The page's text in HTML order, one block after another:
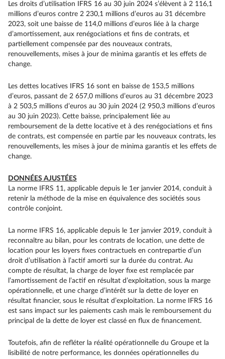
Les droits d’utilisation IFRS 16 au 30 juin 2024 s’élèvent à 2 116,1
millions d’euros contre 2 230,1 millions d’euros au 31 décembre
2023, soit une baisse de 114,0 millions d’euros liée à la charge
d’amortissement, aux renégociations et fins de contrats, et
partiellement compensée par des nouveaux contrats,
renouvellements, mises à jour de minima garantis et les effets de
change.
Les dettes locatives IFRS 16 sont en baisse de 153,5 millions
d’euros, passant de 2 657,0 millions d’euros au 31 décembre 2023
à 2 503,5 millions d’euros au 30 juin 2024 (2 950,3 millions d’euros
au 30 juin 2023). Cette baisse, principalement liée au
remboursement de la dette locative et à des renégociations et fins
de contrats, est compensée en partie par les nouveaux contrats, les
renouvellements, les mises à jour de minima garantis et les effets de
change.
DONNÉES AJUSTÉES
La norme IFRS 11, applicable depuis le 1er janvier 2014, conduit à
retenir la méthode de la mise en équivalence des sociétés sous
contrôle conjoint.
La norme IFRS 16, applicable depuis le 1er janvier 2019, conduit à
reconnaître au bilan, pour les contrats de location, une dette de
location pour les loyers fixes contractuels en contrepartie d’un
droit d’utilisation à l’actif amorti sur la durée du contrat. Au
compte de résultat, la charge de loyer fixe est remplacée par
l’amortissement de l’actif en résultat d’exploitation, sous la marge
opérationnelle, et une charge d’intérêt sur la dette de loyer en
résultat financier, sous le résultat d’exploitation. La norme IFRS 16
est sans impact sur les paiements cash mais le remboursement du
principal de la dette de loyer est classé en flux de financement.
Toutefois, afin de refléter la réalité opérationnelle du Groupe et la
lisibilité de notre performance, les données opérationnelles du